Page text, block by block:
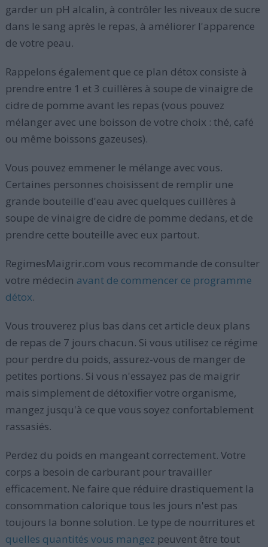
garder un pH alcalin, à contrôler les niveaux de sucre
dans le sang après le repas, à améliorer l'apparence
de votre peau.
Rappelons également que ce plan détox consiste à
prendre entre 1 et 3 cuillères à soupe de vinaigre de
cidre de pomme avant les repas (vous pouvez
mélanger avec une boisson de votre choix : thé, café
ou même boissons gazeuses).
Vous pouvez emmener le mélange avec vous.
Certaines personnes choisissent de remplir une
grande bouteille d'eau avec quelques cuillères à
soupe de vinaigre de cidre de pomme dedans, et de
prendre cette bouteille avec eux partout.
RegimesMaigrir.com vous recommande de consulter
votre médecin avant de commencer ce programme
détox.
Vous trouverez plus bas dans cet article deux plans
de repas de 7 jours chacun. Si vous utilisez ce régime
pour perdre du poids, assurez-vous de manger de
petites portions. Si vous n'essayez pas de maigrir
mais simplement de détoxifier votre organisme,
mangez jusqu'à ce que vous soyez confortablement
rassasiés.
Perdez du poids en mangeant correctement. Votre
corps a besoin de carburant pour travailler
efficacement. Ne faire que réduire drastiquement la
consommation calorique tous les jours n'est pas
toujours la bonne solution. Le type de nourritures et
quelles quantités vous mangez peuvent être tout